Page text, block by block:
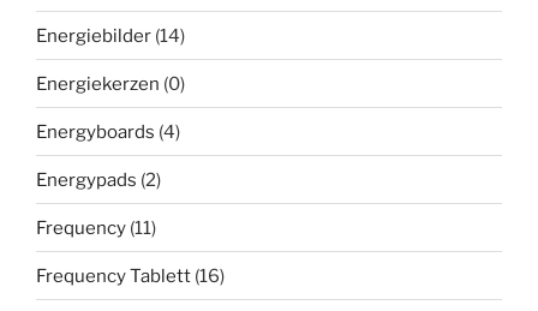
Energiebilder (14)
Energiekerzen (0)
Energyboards (4)
Energypads (2)
Frequency (11)
Frequency Tablett (16)